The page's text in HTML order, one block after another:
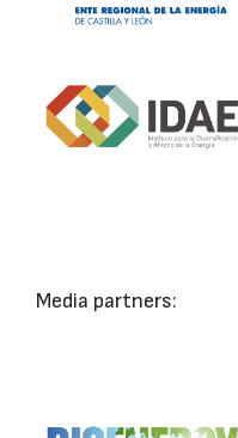
Media partners: